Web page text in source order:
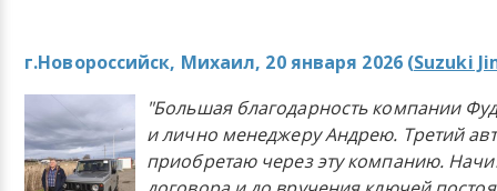
г.Новороссийск, Михаил, 20 января 2026 (Suzuki
"Большая благодарность компании
и лично менеджеру Андрею. Третий
приобретаю через эту компанию.